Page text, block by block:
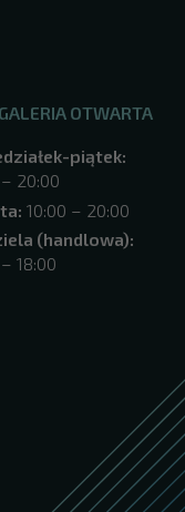
OTWARTA
piątek:
20:00
10:00 – 20:00
(handlowa):
18:00